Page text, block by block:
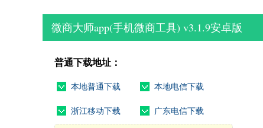
微商大师app(手机微商工具) v3.1.9安卓版
普通下载地址：
本地普通下载 本地电信下载
浙江移动下载 广东电信下载